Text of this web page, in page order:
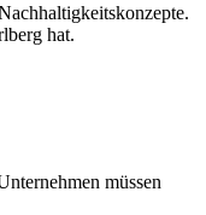
hat.
müssen